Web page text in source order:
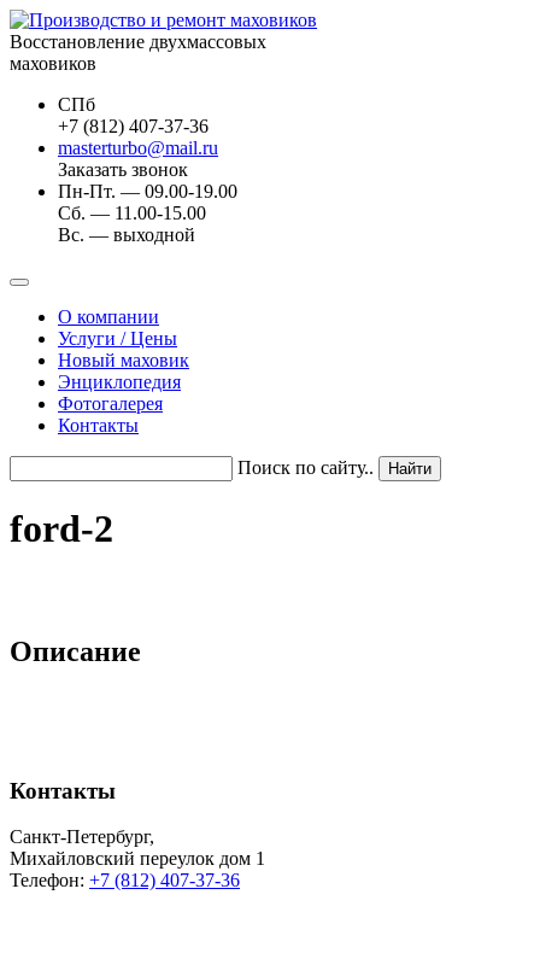
Восстановление двухмассовых
маховиков
СПб
+7 (812) 407-37-36
masterturbo@mail.ru
Заказать звонок
Пн-Пт. — 09.00-19.00
Сб. — 11.00-15.00
Вс. — выходной
О компании
Услуги / Цены
Новый маховик
Энциклопедия
Фотогалерея
Контакты
Поиск по сайту..
ford-2
Описание
Контакты
Санкт-Петербург,
Михайловский переулок дом 1
Телефон: +7 (812) 407-37-36